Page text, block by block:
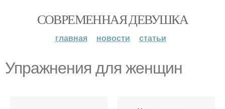
СОВРЕМЕННАЯ ДЕВУШКА
главная новости статьи
Упражнения для женщин